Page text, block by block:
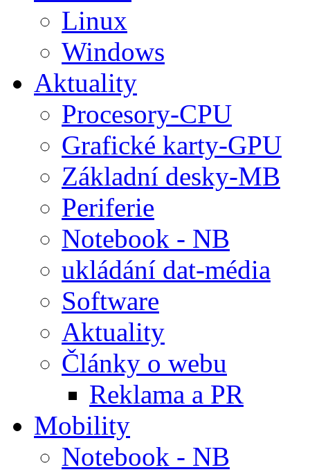
Linux
Windows
Aktuality
Procesory-CPU
Grafické karty-GPU
Základní desky-MB
Periferie
Notebook - NB
ukládání dat-média
Software
Aktuality
Články o webu
Reklama a PR
Mobility
Notebook - NB